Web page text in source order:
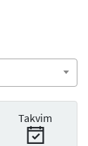
Takvim